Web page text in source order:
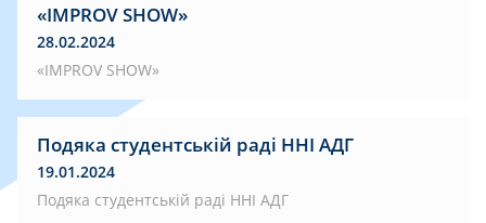
«IMPROV SHOW»
28.02.2024
«IMPROV SHOW»
Подяка студентській раді ННІ АДГ
19.01.2024
Подяка студентській раді ННІ АДГ